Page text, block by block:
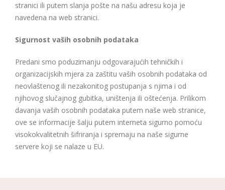
stranici ili putem slanja pošte na našu adresu koja je
navedena na web stranici.
Sigurnost vaših osobnih podataka
Predani smo poduzimanju odgovarajućih tehničkih i
organizacijskih mjera za zaštitu vaših osobnih podataka od
neovlaštenog ili nezakonitog postupanja s njima i od
njihovog slučajnog gubitka, uništenja ili oštećenja. Prilikom
davanja vaših osobnih podataka putem naše web stranice,
ove se informacije šalju putem interneta sigurno pomoću
visokokvalitetnih šifriranja i spremaju na naše sigurne
servere koji se nalaze u EU.